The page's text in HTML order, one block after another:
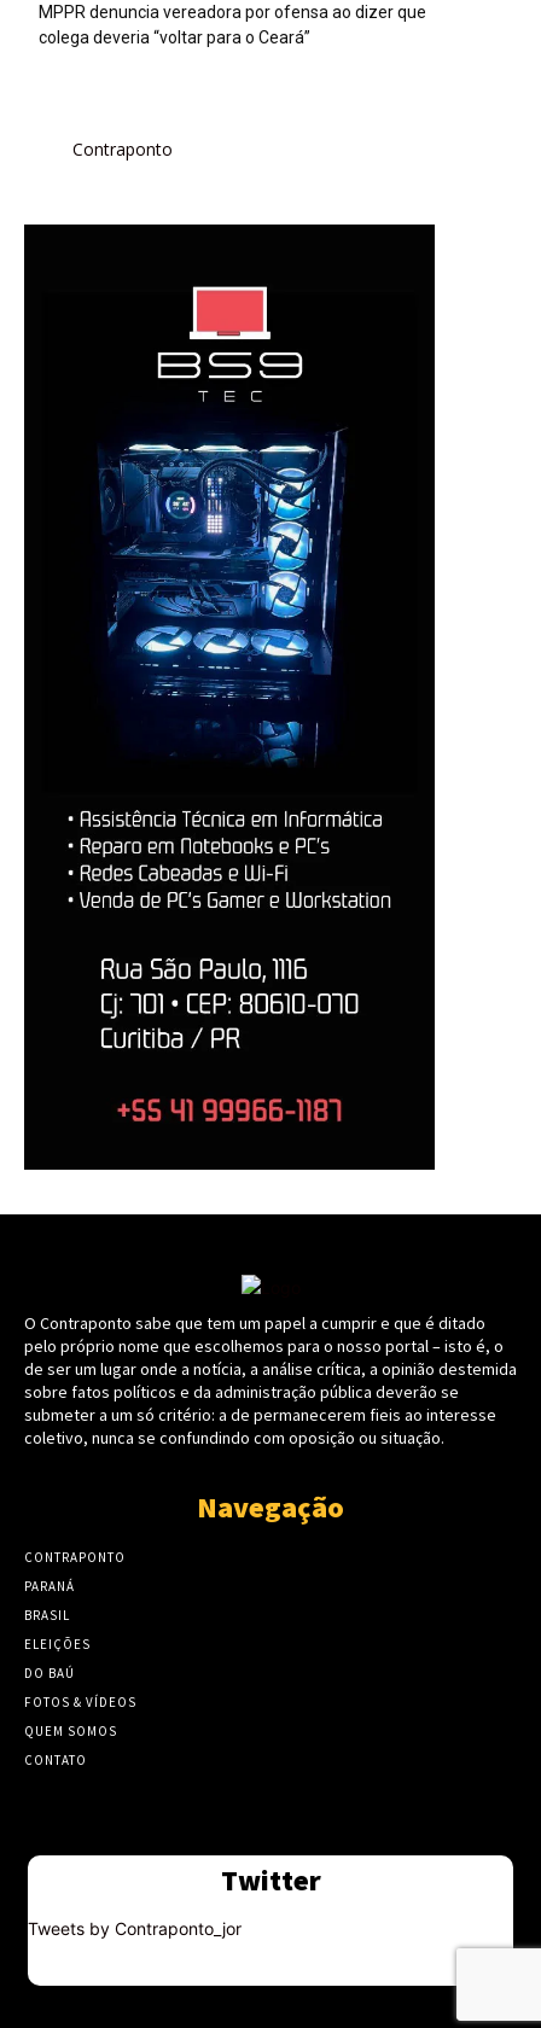
MPPR denuncia vereadora por ofensa ao dizer que
colega deveria “voltar para o Ceará”
Contraponto
O Contraponto sabe que tem um papel a cumprir e que é ditado
pelo próprio nome que escolhemos para o nosso portal – isto é, o
de ser um lugar onde a notícia, a análise crítica, a opinião destemida
sobre fatos políticos e da administração pública deverão se
submeter a um só critério: a de permanecerem fieis ao interesse
coletivo, nunca se confundindo com oposição ou situação.
Navegação
CONTRAPONTO
PARANÁ
BRASIL
ELEIÇÕES
DO BAÚ
FOTOS & VÍDEOS
QUEM SOMOS
CONTATO
Twitter
Tweets by Contraponto_jor